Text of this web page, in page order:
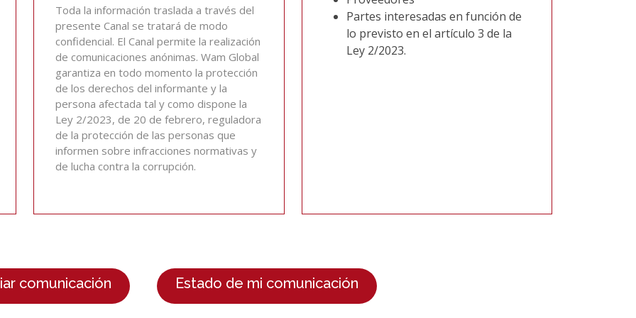
Toda la información traslada a través del
presente Canal se tratará de modo
confidencial. El Canal permite la realización
de comunicaciones anónimas. Wam Global
garantiza en todo momento la protección
de los derechos del informante y la
persona afectada tal y como dispone la
Ley 2/2023, de 20 de febrero, reguladora
de la protección de las personas que
informen sobre infracciones normativas y
de lucha contra la corrupción.
Partes interesadas en función de
lo previsto en el artículo 3 de la
Ley 2/2023.
comunicación Estado de mi comunicación